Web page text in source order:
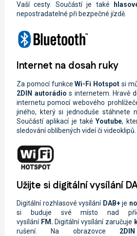
Vaší cesty. Součástí je také
nepostradatelné při bezpečné jízdě.
Internet na dosah ruky
Za pomocí funkceWi-Fi Hotspot si
2DIN autorádio s internetem. Hravě
internetu pomocí webového
jiného, který si jednoduše stáhnete
Součástí aplikací je takéYoutube,
sledování oblíbených videí či videoklipů.
Užijte si digitální vysílání
Digitální rozhlasové vysílání DAB+je
si buduje své místo nad
vysílání FM. Digitální vysílání zaručuje
rušení. Na obrazovce